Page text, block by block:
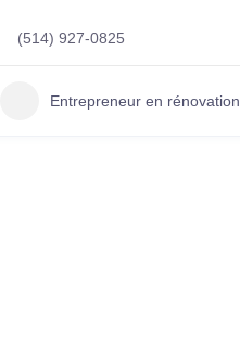
(514) 927-0825
Entrepreneur en rénovation